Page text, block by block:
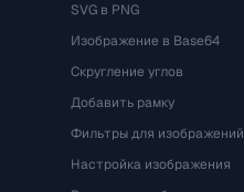
SVG в PNG
Изображение в Base64
Скругление углов
Добавить рамку
Фильтры для изображений
Настройка изображения